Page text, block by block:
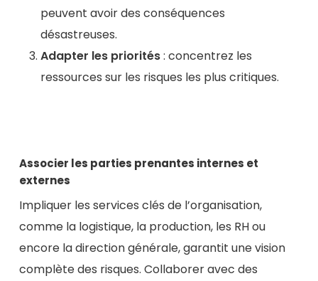
peuvent avoir des conséquences
désastreuses.
Adapter les priorités: concentrez les
ressources sur les risques les plus critiques.
Associer les parties prenantes internes et
externes
Impliquer les services clés de l’organisation,
comme la logistique, la production, les RH ou
encore la direction générale, garantit une vision
complète des risques. Collaborer avec des